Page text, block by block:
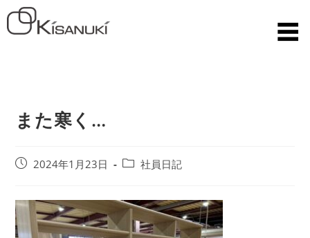
また寒く…
2024年1月23日 社員日記